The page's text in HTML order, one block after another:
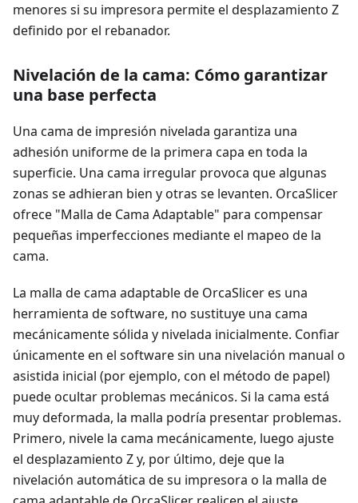
menores si su impresora permite el desplazamiento Z
definido por el rebanador.
Nivelación de la cama: Cómo garantizar
una base perfecta
Una cama de impresión nivelada garantiza una
adhesión uniforme de la primera capa en toda la
superficie. Una cama irregular provoca que algunas
zonas se adhieran bien y otras se levanten. OrcaSlicer
ofrece "Malla de Cama Adaptable" para compensar
pequeñas imperfecciones mediante el mapeo de la
cama.
La malla de cama adaptable de OrcaSlicer es una
herramienta de software, no sustituye una cama
mecánicamente sólida y nivelada inicialmente. Confiar
únicamente en el software sin una nivelación manual o
asistida inicial (por ejemplo, con el método de papel)
puede ocultar problemas mecánicos. Si la cama está
muy deformada, la malla podría presentar problemas.
Primero, nivele la cama mecánicamente, luego ajuste
el desplazamiento Z y, por último, deje que la
nivelación automática de su impresora o la malla de